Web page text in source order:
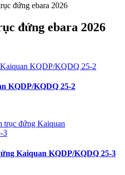
đứng ebara 2026
đứng ebara 2026
KQDP/KQDQ 25-2
Kaiquan KQDP/KQDQ 25-3